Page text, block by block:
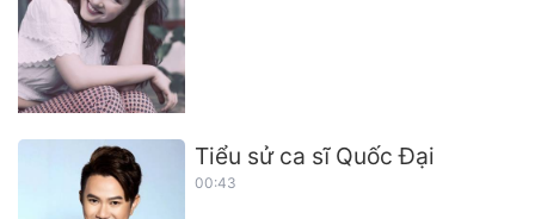
Tiểu sử ca sĩ Quốc Đại
00:43